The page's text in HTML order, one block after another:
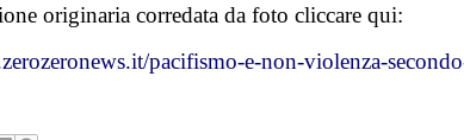
originaria corredata da foto cliccare qui:
pacifismo-e-non-violenza-